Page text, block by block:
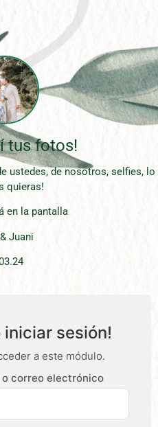
tus fotos!
ustedes, de nosotros, selfies, lo
quieras!
en la pantalla
Juani
iniciar sesión!
a este módulo.
o correo electrónico